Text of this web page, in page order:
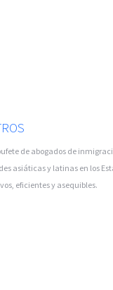
de abogados de
asiáticas y latinas en los
eficientes y asequibles.